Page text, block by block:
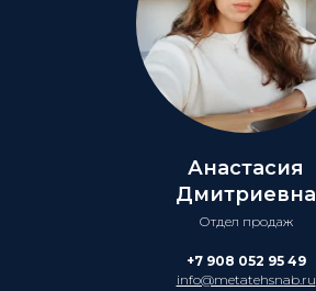
Анастасия
Дмитриевна
Отдел продаж
+7 908 052 95 49
info@metatehsnab.ru